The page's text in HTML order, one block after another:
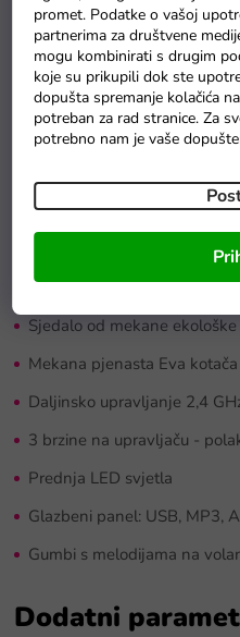
promet. Podatke o vašoj
partnerima za društvene
mogu kombinirati s drugim
koje su prikupili dok ste
dopušta spremanje kolačića
potreban za rad stranice. Za
potrebno nam je vaše
Vrijeme punjenja 8 sati
Vrijeme vožnje oko 1 sat -
terena
Automatska kočnica nakon
Oprema:
Otvarajuća vrata
Sjedalo od mekane ekološke
Mekana pjenasta Eva kotača
Daljinsko upravljanje 2,4
3 brzine na upravljaču -
Prednja LED svjetla
Glazbeni panel: USB, MP3,
Gumbi s melodijama na
Dodatni